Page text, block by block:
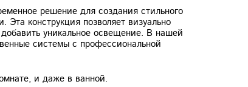
решение для создания стильного
конструкция позволяет визуально
уникальное освещение. В нашей
системы с профессиональной
и даже в ванной.